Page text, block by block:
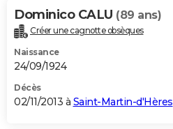
Dominico CALU (89 ans)
Créer une cagnotte obsèques
Naissance
24/09/1924
Décès
02/11/2013 à Saint-Martin-d'Hères